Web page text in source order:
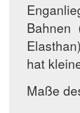
Bahnen
hat
Maße